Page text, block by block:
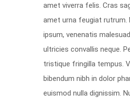
amet viverra felis. Cras
amet urna feugiat rutrum.
ipsum, venenatis
ultricies convallis neque.
tristique fringilla tempus.
bibendum nibh in dolor
euismod nulla dignissim.